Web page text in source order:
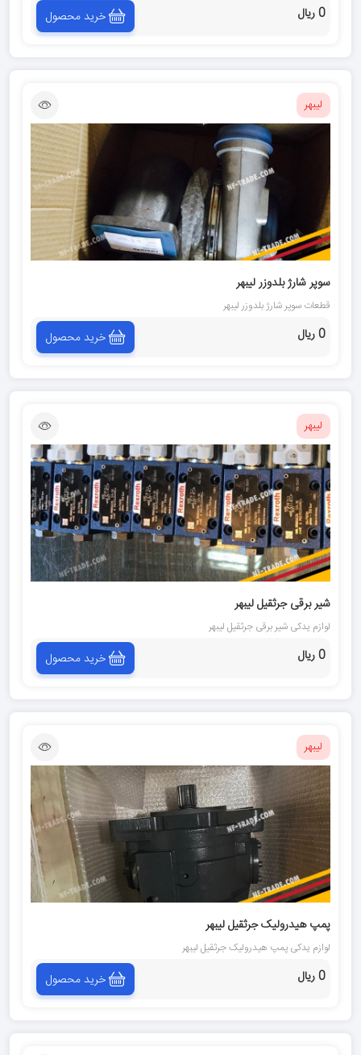
0 ریال خرید محصول
لیبهر
سوپر شارژ بلدوزر ليبهر
قطعات سوپر شارژ بلدوزر ليبهر
0 ریال خرید محصول
لیبهر
شیر برقی جرثقیل لیبهر
لوازم یدکی شیر برقی جرثقیل لیبهر
0 ریال خرید محصول
لیبهر
پمپ هیدرولیک جرثقيل ليبهر
لوازم یدکی پمپ هیدرولیک جرثقيل ليبهر
0 ریال خرید محصول